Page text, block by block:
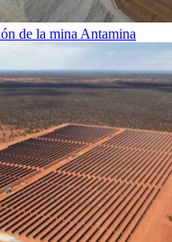
de la mina Antamina